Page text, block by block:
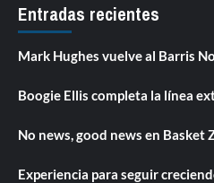
Entradas recientes
Mark Hughes vuelve al Barris
Boogie Ellis completa la línea
No news, good news en Basket
Experiencia para seguir